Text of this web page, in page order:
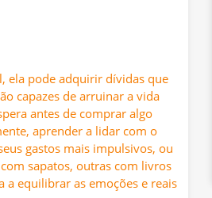
ela pode adquirir dívidas que
capazes de arruinar a vida
antes de comprar algo
aprender a lidar com o
gastos mais impulsivos, ou
sapatos, outras com livros
equilibrar as emoções e reais